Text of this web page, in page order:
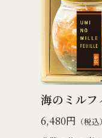
海のミル
6,480円 （税込）